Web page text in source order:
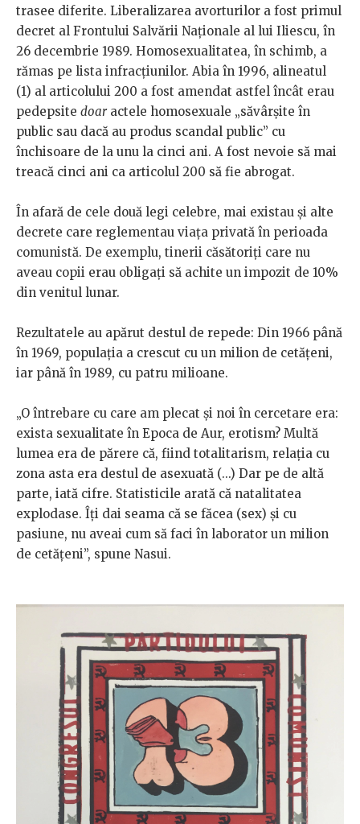
trasee diferite. Liberalizarea avorturilor a fost primul
decret al Frontului Salvării Naționale al lui Iliescu, în
26 decembrie 1989. Homosexualitatea, în schimb, a
rămas pe lista infracțiunilor. Abia în 1996, alineatul
(1) al articolului 200 a fost amendat astfel încât erau
pedepsite doaractele homosexuale „săvârșite în
public sau dacă au produs scandal public” cu
închisoare de la unu la cinci ani. A fost nevoie să mai
treacă cinci ani ca articolul 200 să fie abrogat.
În afară de cele două legi celebre, mai existau și alte
decrete care reglementau viața privată în perioada
comunistă. De exemplu, tinerii căsătoriți care nu
aveau copii erau obligați să achite un impozit de 10%
din venitul lunar.
Rezultatele au apărut destul de repede: Din 1966 până
în 1969, populația a crescut cu un milion de cetățeni,
iar până în 1989, cu patru milioane.
„O întrebare cu care am plecat și noi în cercetare era:
exista sexualitate în Epoca de Aur, erotism? Multă
lumea era de părere că, fiind totalitarism, relația cu
zona asta era destul de asexuată (...) Dar pe de altă
parte, iată cifre. Statisticile arată că natalitatea
explodase. Îți dai seama că se făcea (sex) și cu
pasiune, nu aveai cum să faci în laborator un milion
de cetățeni”, spune Nasui.